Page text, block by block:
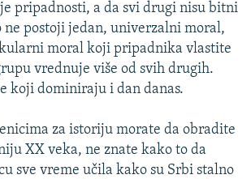
pripadnosti, a da svi drugi nisu bitni
ne postoji jedan, univerzalni moral,
moral koji pripadnika vlastite
vrednuje više od svih drugih.
koji dominiraju i dan danas.
za istoriju morate da obradite
XX veka, ne znate kako to da
sve vreme učila kako su Srbi stalno